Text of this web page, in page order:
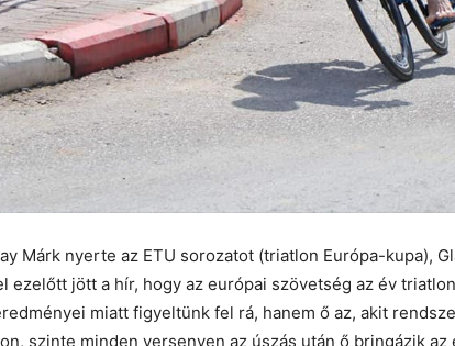
Márk nyerte az ETU sorozatot (triatlon Európa-kupa),
ezelőtt jött a hír, hogy az európai szövetség az év
miatt figyeltünk fel rá, hanem ő az, akit
szinte minden versenyen az úszás után ő bringázik az